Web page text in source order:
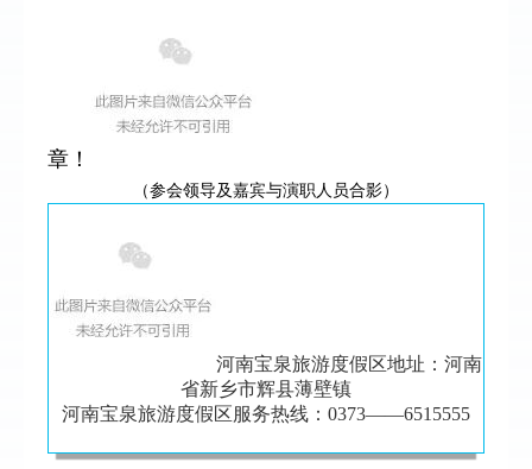
章！
（参会领导及嘉宾与演职人员合影）
河南宝泉旅游度假区地址：河南
省新乡市辉县薄壁镇
河南宝泉旅游度假区服务热线：0373——6515555